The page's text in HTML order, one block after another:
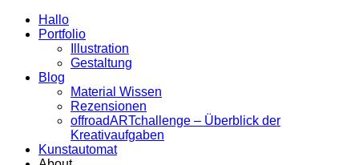
Hallo
Portfolio
Illustration
Gestaltung
Blog
Material Wissen
Rezensionen
offroadARTchallenge – Überblick der
Kreativaufgaben
Kunstautomat